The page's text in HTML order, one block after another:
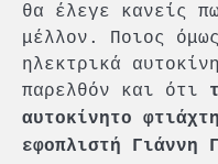
θα έλεγε κανείς
μέλλον. Ποιος
ηλεκτρικά
παρελθόν και ότι
αυτοκίνητο
εφοπλιστή Γιάννη